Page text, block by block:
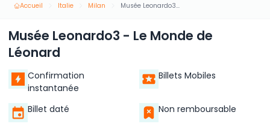
Accueil Italie Milan Musée Leonardo3 - Le Monde de Léonard
Musée Leonardo3 - Le Monde de
Léonard
Confirmation
instantanée
Billets Mobiles
Billet daté Non remboursable